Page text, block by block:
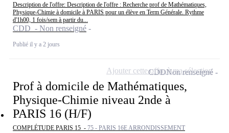
Description de l'offre: Description de l'offre : Recherche prof de Mathématiques,
Physique-Chimie à domicile à PARIS pour un élève en Term Générale. Rythme
d'1h00, 1 fois/sem à partir du...
CDD - Non renseigné
Publié il y a 2 jours
Prof à domicile de Mathématiques,
Physique-Chimie niveau 2nde à
PARIS 16 (H/F)
COMPLÉTUDE PARIS 15 - 75 - PARIS 16E ARRONDISSEMENT
CDDNon renseigné
Ajouter cette offre à ma sélection